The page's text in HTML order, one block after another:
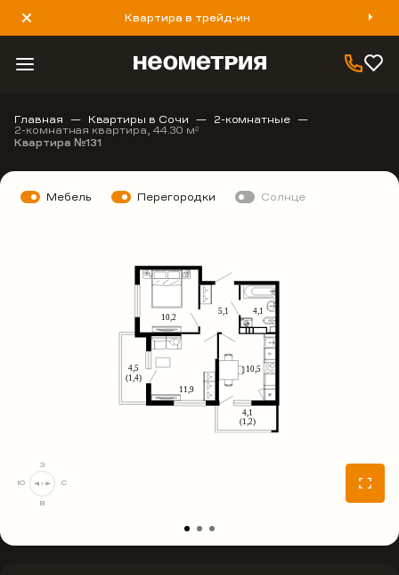
Квартира в трейд-ин
8 800 777 40 93
Главная Квартиры в Сочи 2-комнатные
2-комнатная квартира, 44.30 м2
Квартира №131
Мебель Перегородки Солнце
С
В
Ю
З